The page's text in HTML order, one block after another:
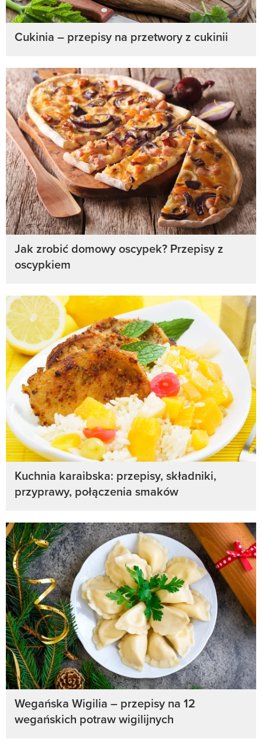
Cukinia – przepisy na przetwory z cukinii
Jak zrobić domowy oscypek? Przepisy z
oscypkiem
Kuchnia karaibska: przepisy, składniki,
przyprawy, połączenia smaków
Wegańska Wigilia – przepisy na 12
wegańskich potraw wigilijnych